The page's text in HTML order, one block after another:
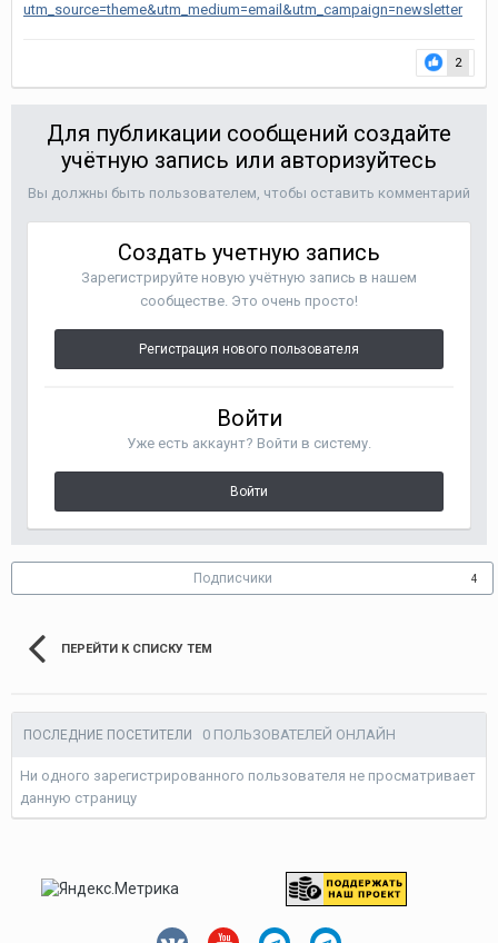
utm_source=theme&utm_medium=email&utm_campaign=newsletter
2
Для публикации сообщений создайте
учётную запись или авторизуйтесь
Вы должны быть пользователем, чтобы оставить комментарий
Создать учетную запись
Зарегистрируйте новую учётную запись в нашем
сообществе. Это очень просто!
Регистрация нового пользователя
Войти
Уже есть аккаунт? Войти в систему.
Войти
Подписчики 4
ПЕРЕЙТИ К СПИСКУ ТЕМ
ПОСЛЕДНИЕ ПОСЕТИТЕЛИ 0 ПОЛЬЗОВАТЕЛЕЙ ОНЛАЙН
Ни одного зарегистрированного пользователя не просматривает
данную страницу